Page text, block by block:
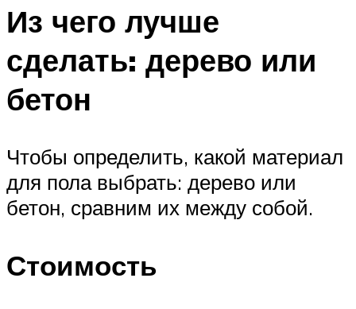
Из чего лучше
сделать: дерево или
бетон
Чтобы определить, какой материал
для пола выбрать: дерево или
бетон, сравним их между собой.
Стоимость